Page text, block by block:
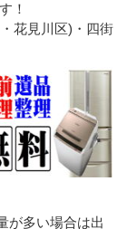
！
花見川区)・四街
が多い場合は出